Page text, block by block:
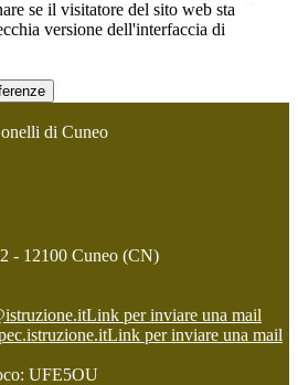
se il visitatore del sito web sta
versione dell'interfaccia di
di Cuneo
- 12100 Cuneo (CN)
Link per inviare una mail
Link per inviare una mail
UFE5OU